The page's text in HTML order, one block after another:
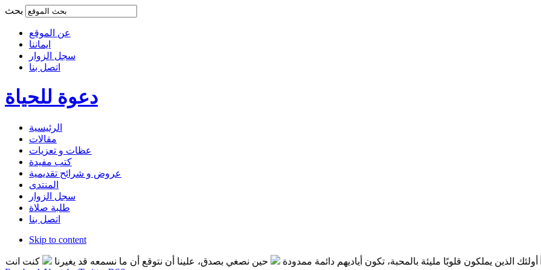
عن الموقع
ايماننا
سجل الزوار
اتصل بنا
دعوة للحياة
الرئيسية
مقالات
عظات و تعزيات
كتب مفيدة
عروض و شرائح تقديمية
المنتدى
سجل الزوار
طلبة صلاة
اتصل بنا
Skip to content
الذين يملكون قلوبًا مليئة بالمحبة، تكون أياديهم دائمة ممدودة حين نصغي بصدق، علينا أن نتوقع أن ما نسمعه قد يغيرنا كنت انت